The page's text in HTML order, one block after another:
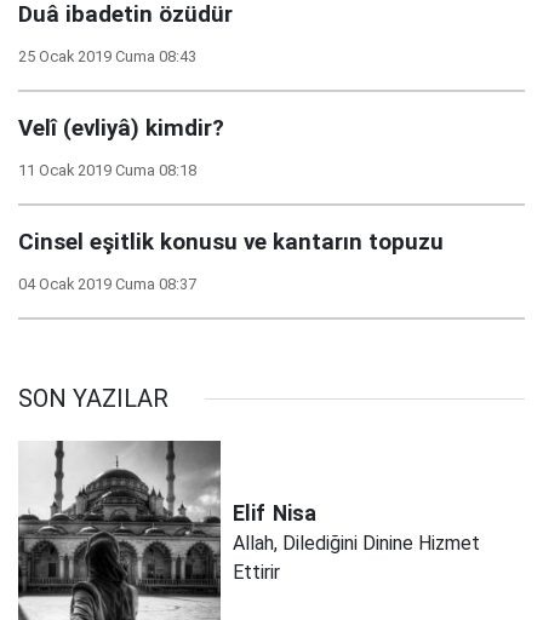
Duâ ibadetin özüdür
25 Ocak 2019 Cuma 08:43
Velî (evliyâ) kimdir?
11 Ocak 2019 Cuma 08:18
Cinsel eşitlik konusu ve kantarın topuzu
04 Ocak 2019 Cuma 08:37
SON YAZILAR
Elif Nisa
Allah, Dilediğini Dinine Hizmet
Ettirir